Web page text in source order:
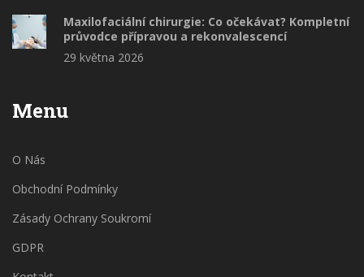
Maxilofaciální chirurgie: Co očekávat? Kompletní
průvodce přípravou a rekonvalescencí
29 května 2026
Menu
O Nás
Obchodní Podmínky
Zásady Ochrany Soukromí
GDPR